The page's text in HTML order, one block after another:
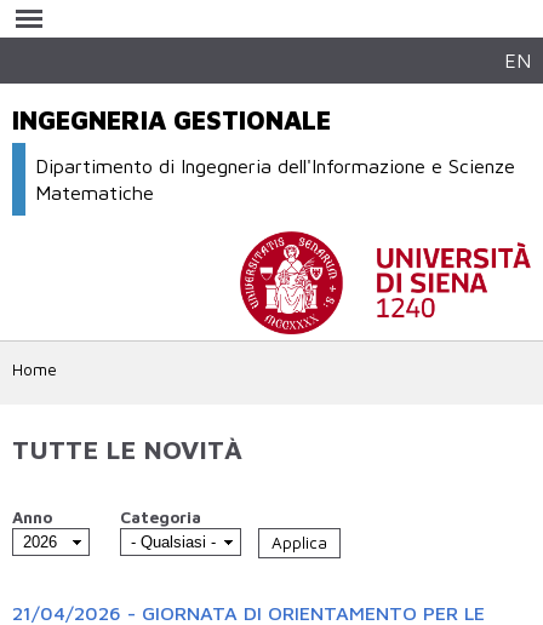
contenuto
EN
INGEGNERIA GESTIONALE
Dipartimento di Ingegneria dell'Informazione e Scienze
Matematiche
Home
TUTTE LE NOVITÀ
Anno Categoria
21/04/2026 - GIORNATA DI ORIENTAMENTO PER LE